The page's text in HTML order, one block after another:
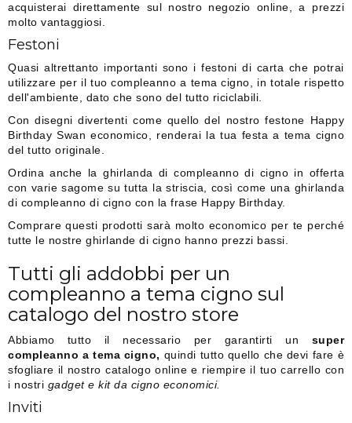
acquisterai direttamente sul nostro negozio online, a prezzi
molto vantaggiosi.
Festoni
Quasi altrettanto importanti sono i festoni di carta che potrai
utilizzare per il tuo compleanno a tema cigno, in totale rispetto
dell'ambiente, dato che sono del tutto riciclabili.
Con disegni divertenti come quello del nostro festone Happy
Birthday Swan economico, renderai la tua festa a tema cigno
del tutto originale.
Ordina anche la ghirlanda di compleanno di cigno in offerta
con varie sagome su tutta la striscia, così come una ghirlanda
di compleanno di cigno con la frase Happy Birthday.
Comprare questi prodotti sarà molto economico per te perché
tutte le nostre ghirlande di cigno hanno prezzi bassi.
Tutti gli addobbi per un
compleanno a tema cigno sul
catalogo del nostro store
Abbiamo tutto il necessario per garantirti un super
compleanno a tema cigno, quindi tutto quello che devi fare è
sfogliare il nostro catalogo online e riempire il tuo carrello con
i nostri gadget e kit da cigno economici.
Inviti